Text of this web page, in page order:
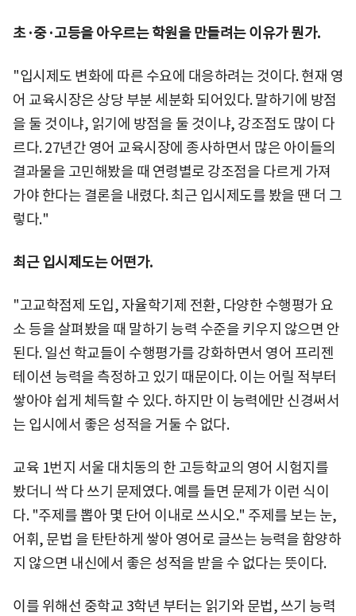
초·중·고등을 아우르는 학원을 만들려는 이유가 뭔가.
"입시제도 변화에 따른 수요에 대응하려는 것이다. 현재 영
어 교육시장은 상당 부분 세분화 되어있다. 말하기에 방점
을 둘 것이냐, 읽기에 방점을 둘 것이냐, 강조점도 많이 다
르다. 27년간 영어 교육시장에 종사하면서 많은 아이들의
결과물을 고민해봤을 때 연령별로 강조점을 다르게 가져
가야 한다는 결론을 내렸다. 최근 입시제도를 봤을 땐 더 그
렇다."
최근 입시제도는 어떤가.
"고교학점제 도입, 자율학기제 전환, 다양한 수행평가 요
소 등을 살펴봤을 때 말하기 능력 수준을 키우지 않으면 안
된다. 일선 학교들이 수행평가를 강화하면서 영어 프리젠
테이션 능력을 측정하고 있기 때문이다. 이는 어릴 적부터
쌓아야 쉽게 체득할 수 있다. 하지만 이 능력에만 신경써서
는 입시에서 좋은 성적을 거둘 수 없다.
교육 1번지 서울 대치동의 한 고등학교의 영어 시험지를
봤더니 싹 다 쓰기 문제였다. 예를 들면 문제가 이런 식이
다. "주제를 뽑아 몇 단어 이내로 쓰시오." 주제를 보는 눈,
어휘, 문법 을 탄탄하게 쌓아 영어로 글쓰는 능력을 함양하
지 않으면 내신에서 좋은 성적을 받을 수 없다는 뜻이다.
이를 위해선 중학교 3학년 부터는 읽기와 문법, 쓰기 능력